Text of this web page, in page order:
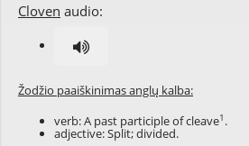
Cloven audio:
Žodžio paaiškinimas anglų kalba:
verb: A past participle ofcleave1 .
adjective: Split; divided.